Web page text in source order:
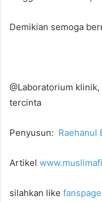
Demikian semoga
@Laboratorium
tercinta
Penyusun: Raehanul
Artikel
silahkan like